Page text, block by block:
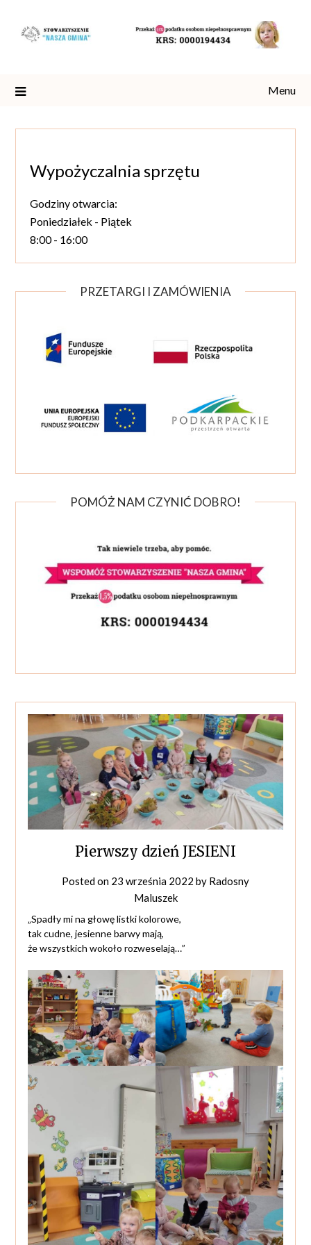
content
Menu
Wypożyczalnia sprzętu
Godziny otwarcia:
Poniedziałek - Piątek
8:00 - 16:00
PRZETARGI I ZAMÓWIENIA
POMÓŻ NAM CZYNIĆ DOBRO!
Pierwszy dzień JESIENI
Posted on 23 września 2022 by Radosny
Maluszek
„Spadły mi na głowę listki kolorowe,
tak cudne, jesienne barwy mają,
że wszystkich wokoło rozweselają…”